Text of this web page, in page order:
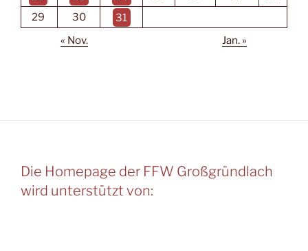
29
30
31
« Nov.
Jan. »
Die Homepage der FFW Großgründlach
wird unterstützt von: